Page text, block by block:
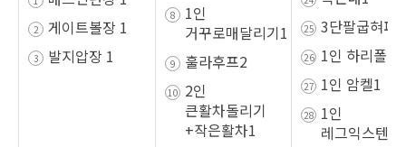
게이트볼장 1
발지압장 1
1인
거꾸로매달리기1
훌라후프2
2인
큰활차돌리기
+작은활차1
3단팔굽혀펴
1인 하리폴리
1인 암켈1
1인
레그익스텐